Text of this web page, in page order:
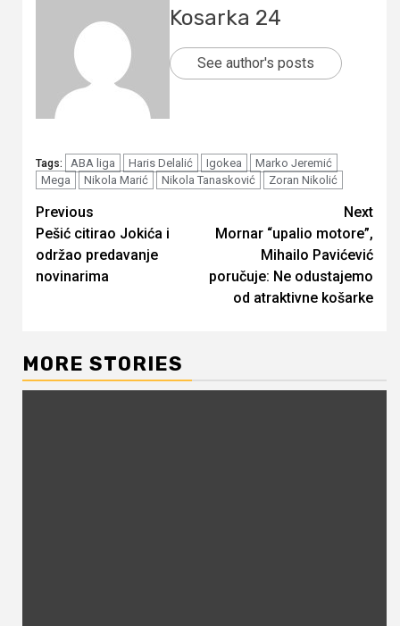
Kosarka 24
See author's posts
Tags: ABA liga Haris Delalić Igokea
Marko Jeremić
Mega
Nikola Marić Nikola Tanasković Zoran Nikolić
Continue
Reading
Previous
Pešić citirao Jokića i
održao predavanje
novinarima
Next
Mornar “upalio motore”,
Mihailo Pavićević
poručuje: Ne odustajemo
od atraktivne košarke
MORE STORIES